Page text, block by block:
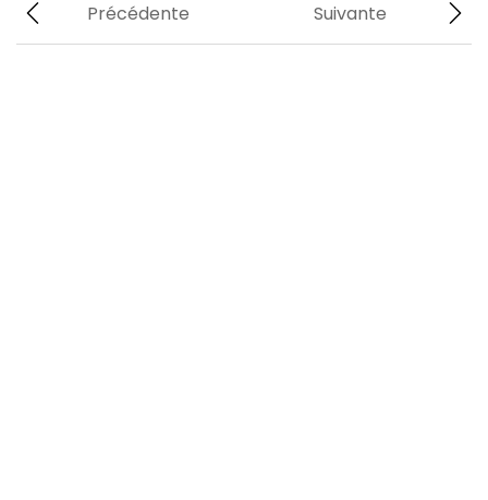
Suivante
Précédente